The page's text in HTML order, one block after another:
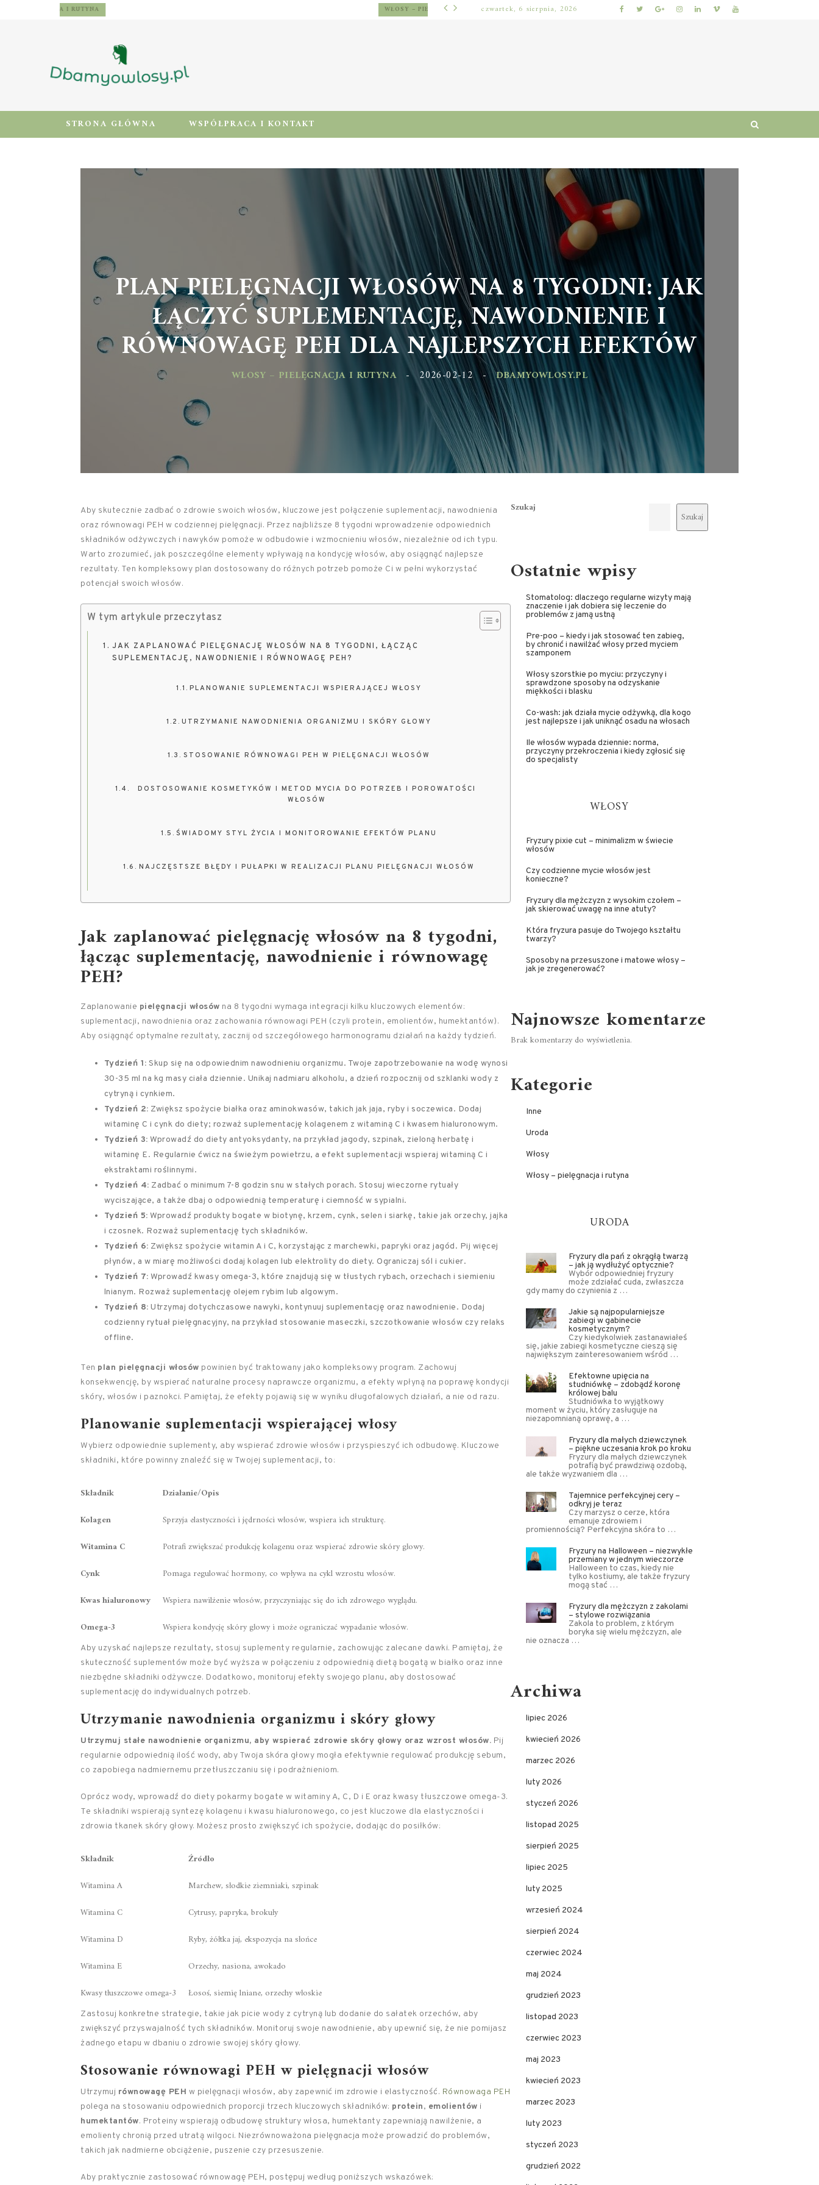
WŁOSY – PIELĘGNACJA I RUTYNA WŁOSY – PIELĘGNACJA I RUTYNA
czwartek, 6 sierpnia, 2026
STRONA GŁÓWNA WSPÓŁPRACA I KONTAKT
PLAN PIELĘGNACJI WŁOSÓW NA 8 TYGODNI: JAK
ŁĄCZYĆ SUPLEMENTACJĘ, NAWODNIENIE I
RÓWNOWAGĘ PEH DLA NAJLEPSZYCH EFEKTÓW
WŁOSY – PIELĘGNACJA I RUTYNA - 2026-02-12 - DBAMYOWLOSY.PL
Aby skutecznie zadbać o zdrowie swoich włosów, kluczowe jest połączenie suplementacji, nawodnienia
oraz równowagi PEH w codziennej pielęgnacji. Przez najbliższe 8 tygodni wprowadzenie odpowiednich
składników odżywczych i nawyków pomoże w odbudowie i wzmocnieniu włosów, niezależnie od ich typu.
Warto zrozumieć, jak poszczególne elementy wpływają na kondycję włosów, aby osiągnąć najlepsze
rezultaty. Ten kompleksowy plan dostosowany do różnych potrzeb pomoże Ci w pełni wykorzystać
potencjał swoich włosów.
W tym artykule przeczytasz
JAK ZAPLANOWAĆ PIELĘGNACJĘ WŁOSÓW NA 8 TYGODNI, ŁĄCZĄC
SUPLEMENTACJĘ, NAWODNIENIE I RÓWNOWAGĘ PEH?
PLANOWANIE SUPLEMENTACJI WSPIERAJĄCEJ WŁOSY
UTRZYMANIE NAWODNIENIA ORGANIZMU I SKÓRY GŁOWY
STOSOWANIE RÓWNOWAGI PEH W PIELĘGNACJI WŁOSÓW
DOSTOSOWANIE KOSMETYKÓW I METOD MYCIA DO POTRZEB I POROWATOŚCI
WŁOSÓW
ŚWIADOMY STYL ŻYCIA I MONITOROWANIE EFEKTÓW PLANU
NAJCZĘSTSZE BŁĘDY I PUŁAPKI W REALIZACJI PLANU PIELĘGNACJI WŁOSÓW
Jak zaplanować pielęgnację włosów na 8 tygodni,
łącząc suplementację, nawodnienie i równowagę
PEH?
Zaplanowanie pielęgnacji włosów na 8 tygodni wymaga integracji kilku kluczowych elementów:
suplementacji, nawodnienia oraz zachowania równowagi PEH (czyli protein, emolientów, humektantów).
Aby osiągnąć optymalne rezultaty, zacznij od szczegółowego harmonogramu działań na każdy tydzień.
Tydzień 1: Skup się na odpowiednim nawodnieniu organizmu. Twoje zapotrzebowanie na wodę wynosi
30-35 ml na kg masy ciała dziennie. Unikaj nadmiaru alkoholu, a dzień rozpocznij od szklanki wody z
cytryną i cynkiem.
Tydzień 2: Zwiększ spożycie białka oraz aminokwasów, takich jak jaja, ryby i soczewica. Dodaj
witaminę C i cynk do diety; rozważ suplementację kolagenem z witaminą C i kwasem hialuronowym.
Tydzień 3: Wprowadź do diety antyoksydanty, na przykład jagody, szpinak, zieloną herbatę i
witaminę E. Regularnie ćwicz na świeżym powietrzu, a efekt suplementacji wspieraj witaminą C i
ekstraktami roślinnymi.
Tydzień 4: Zadbać o minimum 7-8 godzin snu w stałych porach. Stosuj wieczorne rytuały
wyciszające, a także dbaj o odpowiednią temperaturę i ciemność w sypialni.
Tydzień 5: Wprowadź produkty bogate w biotynę, krzem, cynk, selen i siarkę, takie jak orzechy, jajka
i czosnek. Rozważ suplementację tych składników.
Tydzień 6: Zwiększ spożycie witamin A i C, korzystając z marchewki, papryki oraz jagód. Pij więcej
płynów, a w miarę możliwości dodaj kolagen lub elektrolity do diety. Ograniczaj sól i cukier.
Tydzień 7: Wprowadź kwasy omega-3, które znajdują się w tłustych rybach, orzechach i siemieniu
lnianym. Rozważ suplementację olejem rybim lub algowym.
Tydzień 8: Utrzymaj dotychczasowe nawyki, kontynuuj suplementację oraz nawodnienie. Dodaj
codzienny rytuał pielęgnacyjny, na przykład stosowanie maseczki, szczotkowanie włosów czy relaks
offline.
Ten plan pielęgnacji włosów powinien być traktowany jako kompleksowy program. Zachowuj
konsekwencję, by wspierać naturalne procesy naprawcze organizmu, a efekty wpłyną na poprawę kondycji
skóry, włosów i paznokci. Pamiętaj, że efekty pojawią się w wyniku długofalowych działań, a nie od razu.
Planowanie suplementacji wspierającej włosy
Wybierz odpowiednie suplementy, aby wspierać zdrowie włosów i przyspieszyć ich odbudowę. Kluczowe
składniki, które powinny znaleźć się w Twojej suplementacji, to:
Składnik
Działanie/Opis
Kolagen
Sprzyja elastyczności i jędrności włosów, wspiera ich strukturę.
Witamina C
Potrafi zwiększać produkcję kolagenu oraz wspierać zdrowie skóry głowy.
Cynk
Pomaga regulować hormony, co wpływa na cykl wzrostu włosów.
Kwas hialuronowy
Wspiera nawilżenie włosów, przyczyniając się do ich zdrowego wyglądu.
Omega-3
Wspiera kondycję skóry głowy i może ograniczać wypadanie włosów.
Aby uzyskać najlepsze rezultaty, stosuj suplementy regularnie, zachowując zalecane dawki. Pamiętaj, że
skuteczność suplementów może być wyższa w połączeniu z odpowiednią dietą bogatą w białko oraz inne
niezbędne składniki odżywcze. Dodatkowo, monitoruj efekty swojego planu, aby dostosować
suplementację do indywidualnych potrzeb.
Utrzymanie nawodnienia organizmu i skóry głowy
Utrzymuj stałe nawodnienie organizmu, aby wspierać zdrowie skóry głowy oraz wzrost włosów. Pij
regularnie odpowiednią ilość wody, aby Twoja skóra głowy mogła efektywnie regulować produkcję sebum,
co zapobiega nadmiernemu przetłuszczaniu się i podrażnieniom.
Oprócz wody, wprowadź do diety pokarmy bogate w witaminy A, C, D i E oraz kwasy tłuszczowe omega-3.
Te składniki wspierają syntezę kolagenu i kwasu hialuronowego, co jest kluczowe dla elastyczności i
zdrowia tkanek skóry głowy. Możesz prosto zwiększyć ich spożycie, dodając do posiłków:
Składnik
Źródło
Witamina A
Marchew, słodkie ziemniaki, szpinak
Witamina C
Cytrusy, papryka, brokuły
Witamina D
Ryby, żółtka jaj, ekspozycja na słońce
Witamina E
Orzechy, nasiona, awokado
Kwasy tłuszczowe omega-3
Łosoś, siemię lniane, orzechy włoskie
Zastosuj konkretne strategie, takie jak picie wody z cytryną lub dodanie do sałatek orzechów, aby
zwiększyć przyswajalność tych składników. Monitoruj swoje nawodnienie, aby upewnić się, że nie pomijasz
żadnego etapu w dbaniu o zdrowie swojej skóry głowy.
Stosowanie równowagi PEH w pielęgnacji włosów
Utrzymuj równowagę PEH w pielęgnacji włosów, aby zapewnić im zdrowie i elastyczność. Równowaga PEH
polega na stosowaniu odpowiednich proporcji trzech kluczowych składników: protein, emolientów i
humektantów. Proteiny wspierają odbudowę struktury włosa, humektanty zapewniają nawilżenie, a
emolienty chronią przed utratą wilgoci. Niezrównoważona pielęgnacja może prowadzić do problemów,
takich jak nadmierne obciążenie, puszenie czy przesuszenie.
Aby praktycznie zastosować równowagę PEH, postępuj według poniższych wskazówek:
Szukaj
Szukaj
Ostatnie wpisy
Stomatolog: dlaczego regularne wizyty mają
znaczenie i jak dobiera się leczenie do
problemów z jamą ustną
Pre-poo – kiedy i jak stosować ten zabieg,
by chronić i nawilżać włosy przed myciem
szamponem
Włosy szorstkie po myciu: przyczyny i
sprawdzone sposoby na odzyskanie
miękkości i blasku
Co-wash: jak działa mycie odżywką, dla kogo
jest najlepsze i jak uniknąć osadu na włosach
Ile włosów wypada dziennie: norma,
przyczyny przekroczenia i kiedy zgłosić się
do specjalisty
WŁOSY
Fryzury pixie cut – minimalizm w świecie
włosów
Czy codzienne mycie włosów jest
konieczne?
Fryzury dla mężczyzn z wysokim czołem –
jak skierować uwagę na inne atuty?
Która fryzura pasuje do Twojego kształtu
twarzy?
Sposoby na przesuszone i matowe włosy –
jak je zregenerować?
Najnowsze komentarze
Brak komentarzy do wyświetlenia.
Kategorie
Inne
Uroda
Włosy
Włosy – pielęgnacja i rutyna
URODA
Fryzury dla pań z okrągłą twarzą
– jak ją wydłużyć optycznie?
Wybór odpowiedniej fryzury
może zdziałać cuda, zwłaszcza
gdy mamy do czynienia z …
Jakie są najpopularniejsze
zabiegi w gabinecie
kosmetycznym?
Czy kiedykolwiek zastanawiałeś
się, jakie zabiegi kosmetyczne cieszą się
największym zainteresowaniem wśród …
Efektowne upięcia na
studniówkę – zdobądź koronę
królowej balu
Studniówka to wyjątkowy
moment w życiu, który zasługuje na
niezapomnianą oprawę, a …
Fryzury dla małych dziewczynek
– piękne uczesania krok po kroku
Fryzury dla małych dziewczynek
potrafią być prawdziwą ozdobą,
ale także wyzwaniem dla …
Tajemnice perfekcyjnej cery –
odkryj je teraz
Czy marzysz o cerze, która
emanuje zdrowiem i
promiennością? Perfekcyjna skóra to …
Fryzury na Halloween – niezwykłe
przemiany w jednym wieczorze
Halloween to czas, kiedy nie
tylko kostiumy, ale także fryzury
mogą stać …
Fryzury dla mężczyzn z zakolami
– stylowe rozwiązania
Zakola to problem, z którym
boryka się wielu mężczyzn, ale
nie oznacza …
Archiwa
lipiec 2026
kwiecień 2026
marzec 2026
luty 2026
styczeń 2026
listopad 2025
sierpień 2025
lipiec 2025
luty 2025
wrzesień 2024
sierpień 2024
czerwiec 2024
maj 2024
grudzień 2023
listopad 2023
czerwiec 2023
maj 2023
kwiecień 2023
marzec 2023
luty 2023
styczeń 2023
grudzień 2022